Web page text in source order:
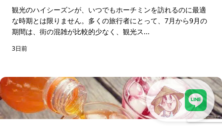
できる特別キャンペーン
観光のハイシーズンが、いつでもホーチミンを訪れるのに最適
な時期とは限りません。多くの旅行者にとって、7月から9月の
期間は、街の混雑が比較的少なく、観光ス...
3日前